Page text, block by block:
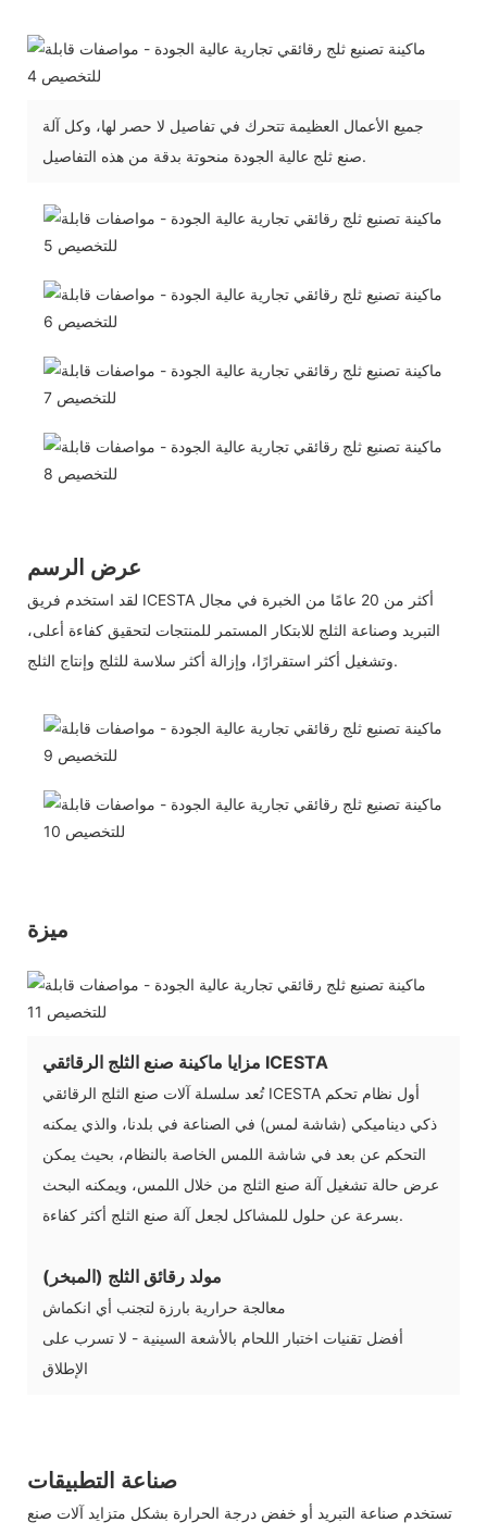
جميع الأعمال العظيمة تتحرك في تفاصيل لا حصر لها، وكل آلة
صنع ثلج عالية الجودة منحوتة بدقة من هذه التفاصيل.
عرض الرسم
لقد استخدم فريق ICESTA أكثر من 20 عامًا من الخبرة في مجال
التبريد وصناعة الثلج للابتكار المستمر للمنتجات لتحقيق كفاءة أعلى،
وتشغيل أكثر استقرارًا، وإزالة أكثر سلاسة للثلج وإنتاج الثلج.
ميزة
مزايا ماكينة صنع الثلج الرقائقي ICESTA
تُعد سلسلة آلات صنع الثلج الرقائقي ICESTA أول نظام تحكم
ذكي ديناميكي (شاشة لمس) في الصناعة في بلدنا، والذي يمكنه
التحكم عن بعد في شاشة اللمس الخاصة بالنظام، بحيث يمكن
عرض حالة تشغيل آلة صنع الثلج من خلال اللمس، ويمكنه البحث
بسرعة عن حلول للمشاكل لجعل آلة صنع الثلج أكثر كفاءة.
مولد رقائق الثلج (المبخر)
معالجة حرارية بارزة لتجنب أي انكماش
أفضل تقنيات اختبار اللحام بالأشعة السينية - لا تسرب على
الإطلاق
صناعة التطبيقات
تستخدم صناعة التبريد أو خفض درجة الحرارة بشكل متزايد آلات صنع